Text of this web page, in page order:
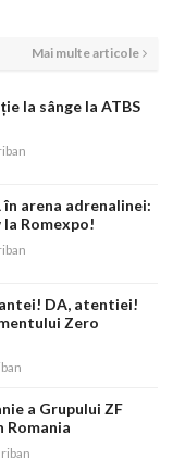
Mai multe articole
la sânge la ATBS
arena adrenalinei:
Romexpo!
DA, atentiei!
Zero
a Grupului ZF